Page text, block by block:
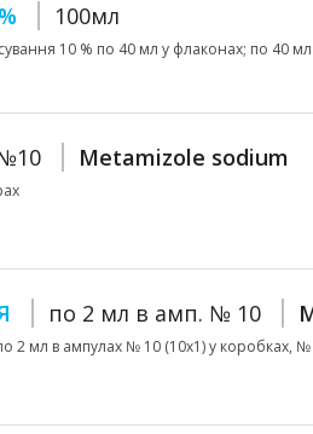
100мл
10 % по 40 мл у флаконах; по 40
Metamizole sodium
по 2 мл в амп. № 10
2 мл в ампулах № 10 (10х1) у коробках, №